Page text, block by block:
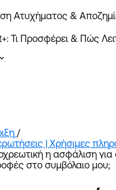
Ατυχήματος &
Τι Προσφέρει & Πώς
θέματος
/
| Χρήσιμες
η ασφάλιση για
στο συμβόλαιο μου;